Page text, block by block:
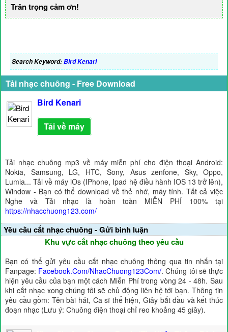
Trân trọng cảm ơn!
Search Keyword:Bird Kenari
Tải nhạc chuông - Free Download
Bird Kenari
Tải về máy
Tải nhạc chuông mp3 về máy miễn phí cho điện thoại Android:
Nokia, Samsung, LG, HTC, Sony, Asus zenfone, Sky, Oppo,
Lumia... Tải về máy iOs (IPhone, Ipad hệ điều hành IOS 13 trở lên),
Window - Bạn có thể download về thẻ nhớ, máy tính. Tất cả việc
Nghe và Tải nhạc là hoàn toàn MIỄN PHÍ 100% tại
https://nhacchuong123.com/
Yêu cầu cắt nhạc chuông - Gửi bình luận
Khu vực cắt nhạc chuông theo yêu cầu
Bạn có thể gửi yêu cầu cắt nhạc chuông thông qua tin nhắn tại
Fanpage: Facebook.Com/NhacChuong123Com/. Chúng tôi sẽ thực
hiện yêu cầu của bạn một cách Miễn Phí trong vòng 24 - 48h. Sau
khi cắt nhạc xong chúng tôi sẽ chủ động liên hệ tới bạn. Thông tin
yêu cầu gồm: Tên bài hát, Ca sĩ thể hiện, Giây bắt đầu và kết thúc
đoạn nhạc (Lưu ý: Chuông điện thoại chỉ reo khoảng 45 giây).